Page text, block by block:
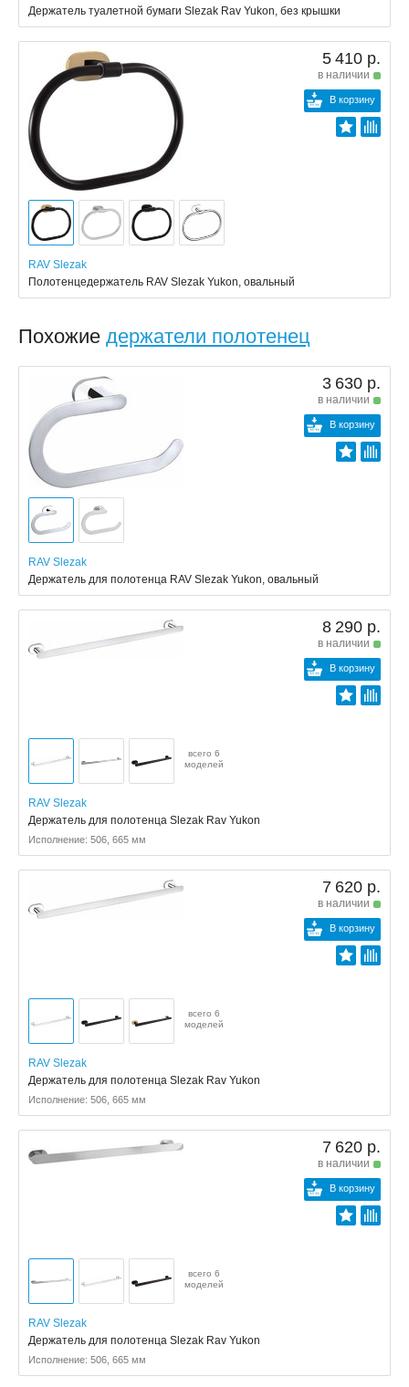
Держатель туалетной бумаги Slezak Rav Yukon, без крышки
5 410 р.
в наличии
В корзину
RAV Slezak
Полотенцедержатель RAV Slezak Yukon, овальный
Похожие держатели полотенец
3 630 р.
в наличии
В корзину
RAV Slezak
Держатель для полотенца RAV Slezak Yukon, овальный
8 290 р.
в наличии
В корзину
всего 6
моделей
RAV Slezak
Держатель для полотенца Slezak Rav Yukon
Исполнение: 506, 665 мм
7 620 р.
в наличии
В корзину
всего 6
моделей
RAV Slezak
Держатель для полотенца Slezak Rav Yukon
Исполнение: 506, 665 мм
7 620 р.
в наличии
В корзину
всего 6
моделей
RAV Slezak
Держатель для полотенца Slezak Rav Yukon
Исполнение: 506, 665 мм